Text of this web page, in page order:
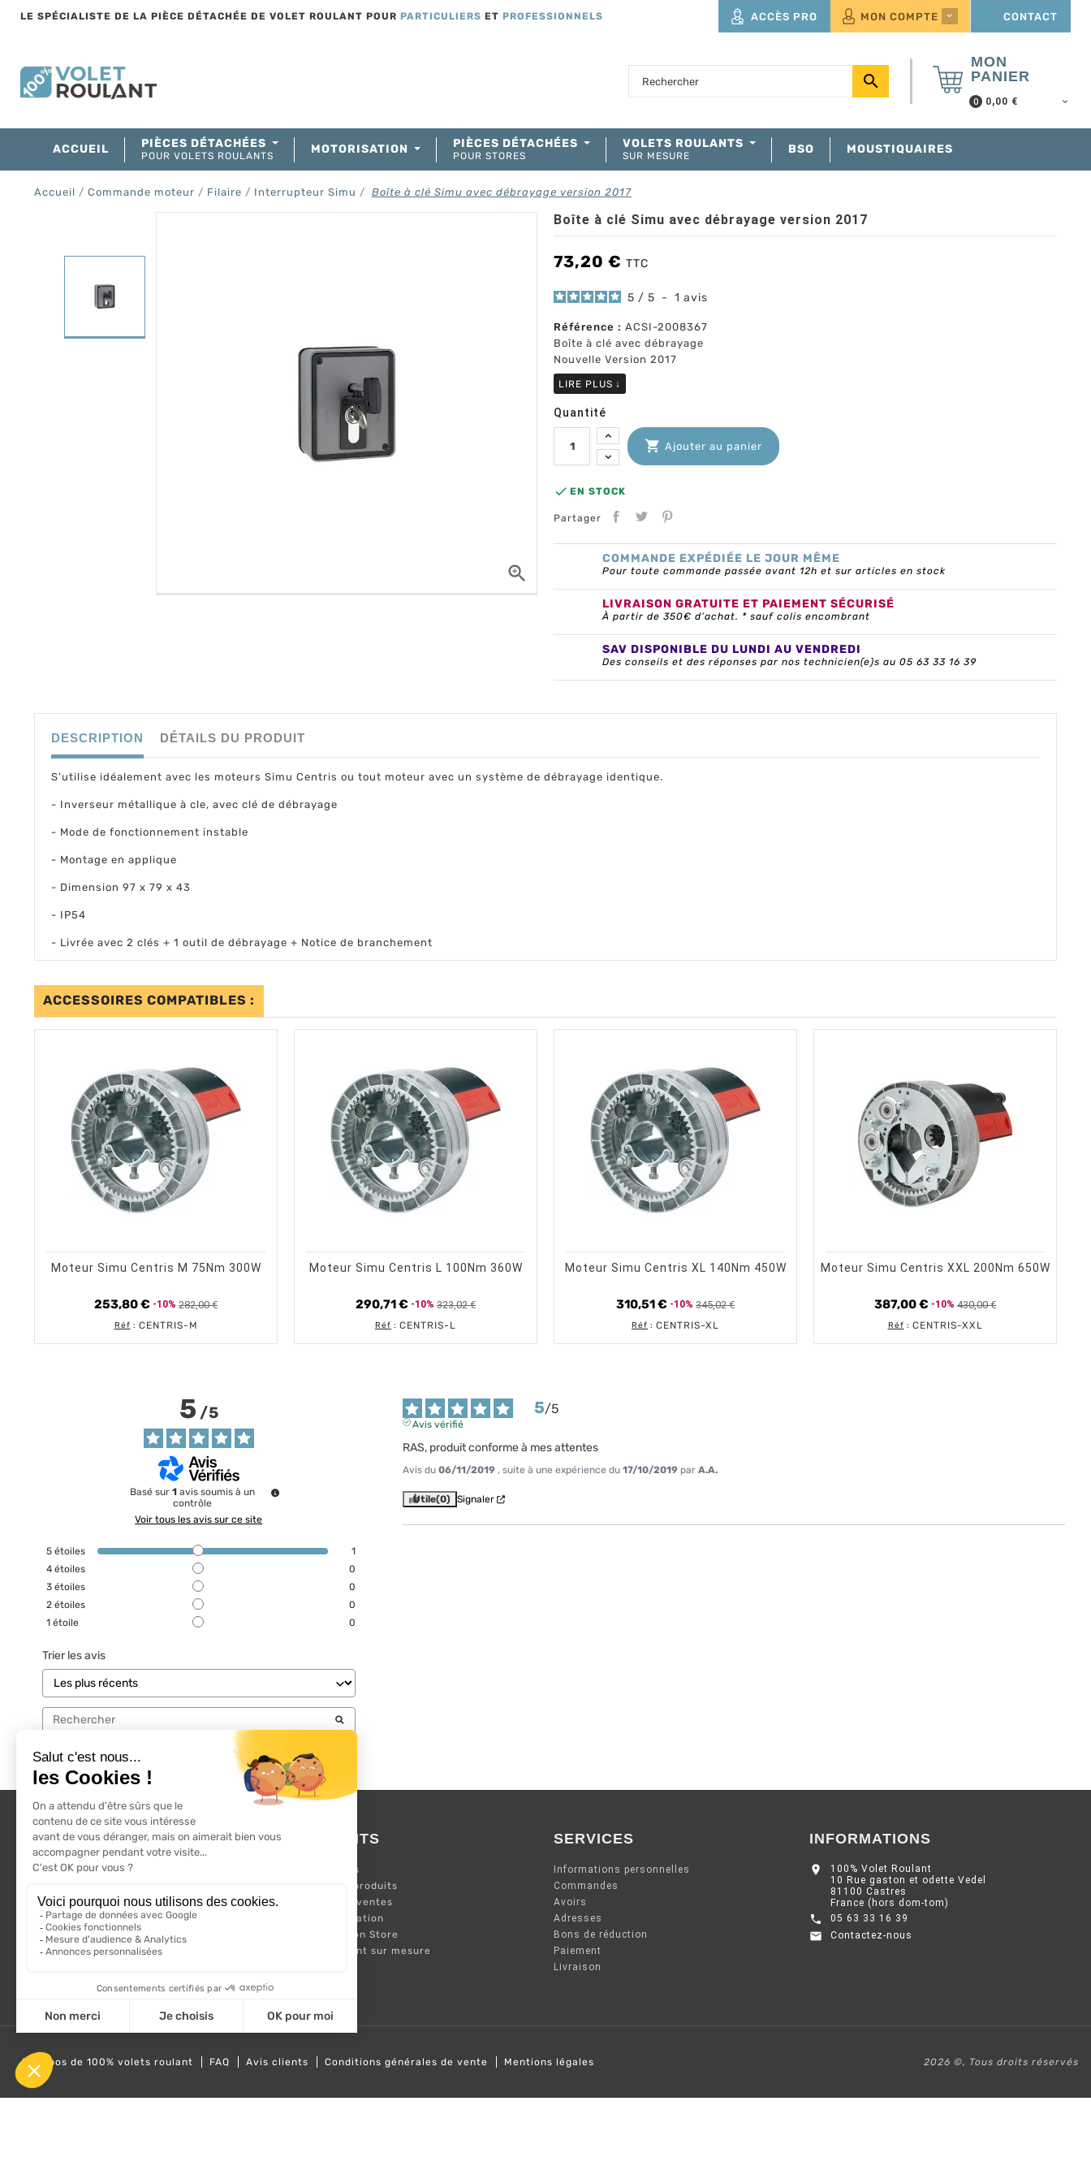
LE SPÉCIALISTE DE LA PIÈCE DÉTACHÉE DE VOLET ROULANT POUR PARTICULIERS ET PROFESSIONNELS ACCÈS PRO MON COMPTE  CONTACT

MON
PANIER
0 0,00 €
ACCUEIL PIÈCES DÉTACHÉES
POUR VOLETS ROULANTS MOTORISATION PIÈCES DÉTACHÉES
POUR STORES
VOLETS ROULANTS
SUR MESURE BSO MOUSTIQUAIRES
Accueil Commande moteur Filaire Interrupteur Simu Boîte à clé Simu avec débrayage version 2017

Boîte à clé Simu avec débrayage version 2017
73,20 € TTC
5 / 5 - 1 avis
Référence : ACSI-2008367
Boîte à clé avec débrayage
Nouvelle Version 2017
LIRE PLUS ↓
Quantité
 Ajouter au panier
 EN STOCK
Partager
COMMANDE EXPÉDIÉE LE JOUR MÊME
Pour toute commande passée avant 12h et sur articles en stock
LIVRAISON GRATUITE ET PAIEMENT SÉCURISÉ
À partir de 350€ d’achat. * sauf colis encombrant
SAV DISPONIBLE DU LUNDI AU VENDREDI
Des conseils et des réponses par nos technicien(e)s au 05 63 33 16 39
DESCRIPTION DÉTAILS DU PRODUIT
S'utilise idéalement avec les moteurs Simu Centris ou tout moteur avec un système de débrayage identique.
- Inverseur métallique à cle, avec clé de débrayage
- Mode de fonctionnement instable
- Montage en applique
- Dimension 97 x 79 x 43
- IP54
- Livrée avec 2 clés + 1 outil de débrayage + Notice de branchement
ACCESSOIRES COMPATIBLES :
Moteur Simu Centris M 75Nm 300W
253,80 € Prix de base
-10% 282,00 €
Prix
Réf : CENTRIS-M
Moteur Simu Centris L 100Nm 360W
290,71 € Prix de base
-10% 323,02 €
Prix
Réf : CENTRIS-L
Moteur Simu Centris XL 140Nm 450W
310,51 € Prix de base
-10% 345,02 €
Prix
Réf : CENTRIS-XL
Moteur Simu Centris XXL 200Nm 650W
387,00 € Prix de base
-10% 430,00 €
Prix
Réf : CENTRIS-XXL
5/5
Basé sur 1 avis soumis à un
contrôle
Voir tous les avis sur ce site
5 étoiles
1
4 étoiles
0
3 étoiles
0
2 étoiles
0
1 étoile 0
Trier les avis
5/5
Avis vérifié
RAS, produit conforme à mes attentes
Avis du 06/11/2019 , suite à une expérience du 17/10/2019 par A.A.
Utile(0) Signaler
L'ACTU 100%
VOLET ROULANT
Suivez-nous sur les réseaux sociaux.
PRODUITS
Promotions
Nouveaux produits
Meilleures ventes
Kit Motorisation
Motorisation Store
Volet roulant sur mesure
SERVICES
Informations personnelles
Commandes
Avoirs
Adresses
Bons de réduction
Paiement
Livraison
INFORMATIONS

100% Volet Roulant
10 Rue gaston et odette Vedel
81100 Castres
France (hors dom-tom)
 05 63 33 16 39
 Contactez-nous
A propos de 100% volets roulant FAQ Avis clients Conditions générales de vente Mentions légales 2026 ©, Tous droits réservés